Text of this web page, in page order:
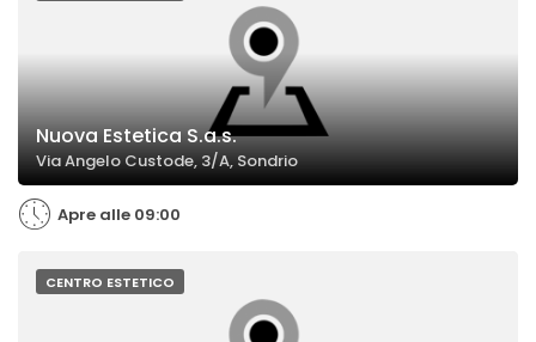
Nuova Estetica S.a.s.
Via Angelo Custode, 3/A, Sondrio
Apre alle 09:00
CENTRO ESTETICO